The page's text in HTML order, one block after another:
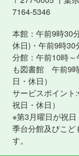
7164-5346
本館：午前9時30
休日)・午前9時30
分館：午前10時
も図書館 午前9
日・休日）
サービスポイント
祝日・休日）
※第3月曜日が祝
季台分館及びこど
す。